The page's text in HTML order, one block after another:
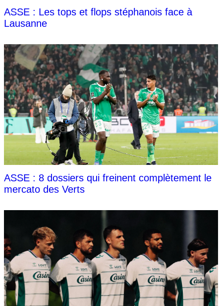
ASSE : Les tops et flops stéphanois face à
Lausanne
ASSE : 8 dossiers qui freinent complètement le
mercato des Verts